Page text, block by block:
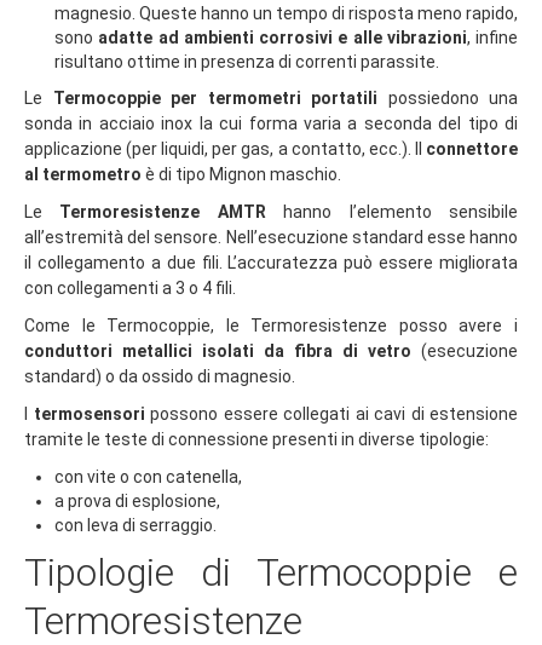
magnesio. Queste hanno un tempo di risposta meno rapido,
sono adatte ad ambienti corrosivi e alle vibrazioni, infine
risultano ottime in presenza di correnti parassite.
Le Termocoppie per termometri portatili possiedono una
sonda in acciaio inox la cui forma varia a seconda del tipo di
applicazione (per liquidi, per gas, a contatto, ecc.). Il connettore
al termometro è di tipo Mignon maschio.
Le Termoresistenze AMTR hanno l’elemento sensibile
all’estremità del sensore. Nell’esecuzione standard esse hanno
il collegamento a due fili. L’accuratezza può essere migliorata
con collegamenti a 3 o 4 fili.
Come le Termocoppie, le Termoresistenze posso avere i
conduttori metallici isolati da fibra di vetro (esecuzione
standard) o da ossido di magnesio.
termosensori possono essere collegati ai cavi di estensione
tramite le teste di connessione presenti in diverse tipologie:
con vite o con catenella,
a prova di esplosione,
con leva di serraggio.
Tipologie di Termocoppie e
Termoresistenze